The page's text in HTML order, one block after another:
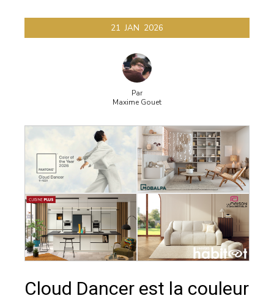
21 JAN 2026
Par
Maxime Gouet
Cloud Dancer est la couleur